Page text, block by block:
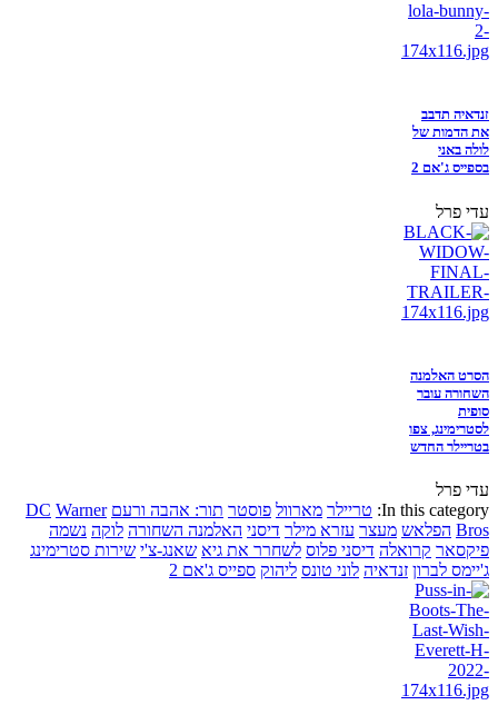
זנדאיה תדבב
את הדמות של
לולה באני
בספייס ג'אם 2
עדי פרל
הסרט האלמנה
השחורה עובר
סופית
לסטרימינג, צפו
בטריילר החדש
עדי פרל
In this category: טריילר מארוול פוסטר תור: אהבה ורעם DC Warner
Bros הפלאש מעצר עזרא מילר דיסני האלמנה השחורה לוקה נשמה
פיקסאר קרואלה דיסני פלוס לשחרר את גיא שאנג-צ'י שירות סטרימינג
ג'יימס לברון זנדאיה לוני טונס ליהוק ספייס ג'אם 2